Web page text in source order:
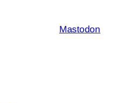
Mastodon